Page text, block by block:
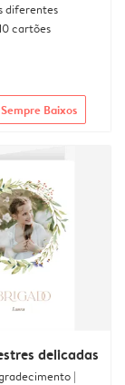
diferentes
cartões
Baixos
delicadas
|